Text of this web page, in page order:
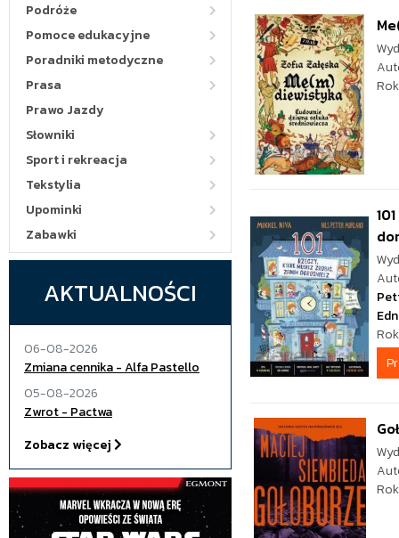
Podróże
Pomoce edukacyjne
Poradniki metodyczne
Prasa
Prawo Jazdy
Słowniki
Sport i rekreacja
Tekstylia
Upominki
Zabawki
AKTUALNOŚCI
06-08-2026
Zmiana cennika - Alfa Pastello
05-08-2026
Zwrot - Pactwa
Zobacz więcej
Edn